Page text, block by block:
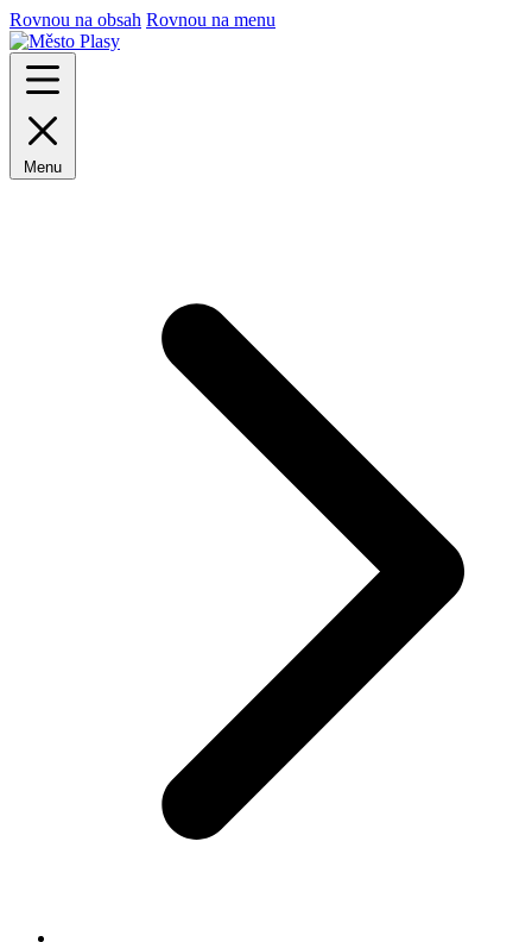
Rovnou na obsah Rovnou na menu
Menu